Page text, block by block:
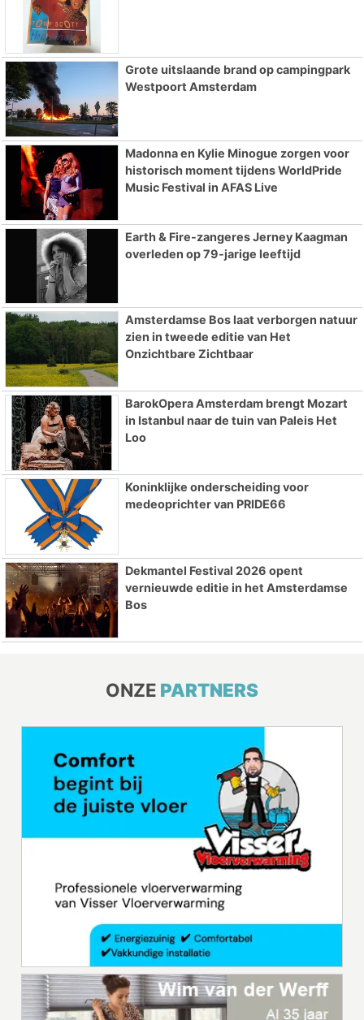
Grote uitslaande brand op campingpark
Westpoort Amsterdam
Madonna en Kylie Minogue zorgen voor
historisch moment tijdens WorldPride
Music Festival in AFAS Live
Earth & Fire-zangeres Jerney Kaagman
overleden op 79-jarige leeftijd
Amsterdamse Bos laat verborgen natuur
zien in tweede editie van Het
Onzichtbare Zichtbaar
BarokOpera Amsterdam brengt Mozart
in Istanbul naar de tuin van Paleis Het
Loo
Koninklijke onderscheiding voor
medeoprichter van PRIDE66
Dekmantel Festival 2026 opent
vernieuwde editie in het Amsterdamse
Bos
ONZE PARTNERS